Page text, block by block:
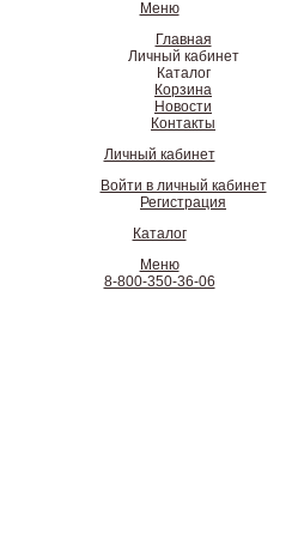
Меню
Главная
Личный кабинет
Каталог
Корзина
Новости
Контакты
Личный кабинет
Войти в личный кабинет
Регистрация
Каталог
Меню
8-800-350-36-06